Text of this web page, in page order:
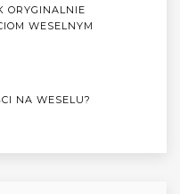
ORYGINALNIE
WESELNYM
NA WESELU?